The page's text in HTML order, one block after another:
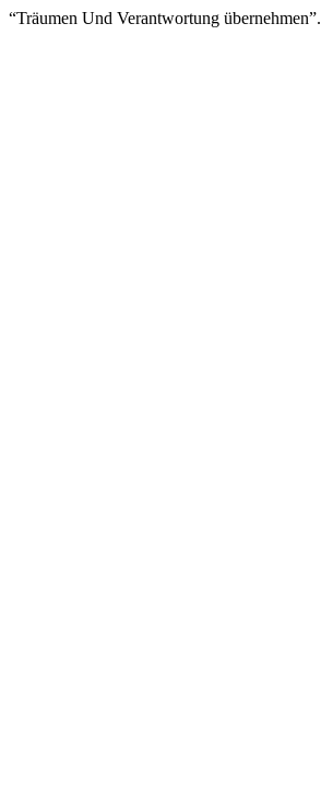
“Träumen Und Verantwortung übernehmen”.